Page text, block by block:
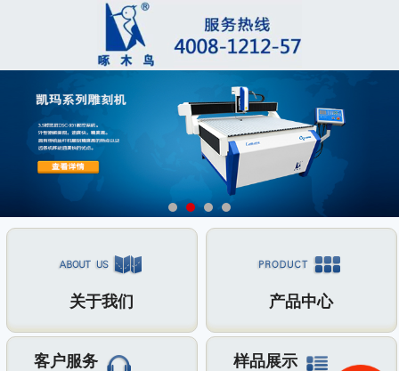
关于我们 产品中心
客户服务 样品展示